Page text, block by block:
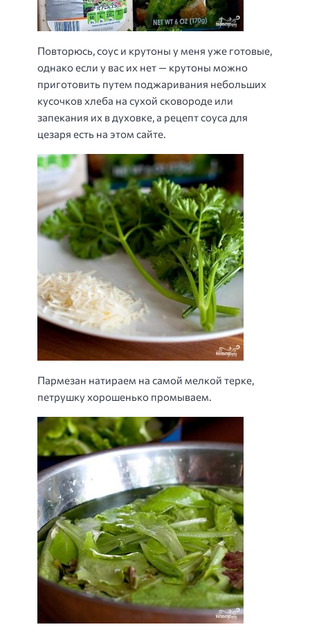
Повторюсь, соус и крутоны у меня уже готовые,
однако если у вас их нет — крутоны можно
приготовить путем поджаривания небольших
кусочков хлеба на сухой сковороде или
запекания их в духовке, а рецепт соуса для
цезаря есть на этом сайте.
Пармезан натираем на самой мелкой терке,
петрушку хорошенько промываем.